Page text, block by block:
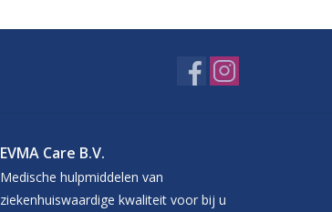
EVMA Care B.V.
Medische hulpmiddelen van
ziekenhuiswaardige kwaliteit voor bij u